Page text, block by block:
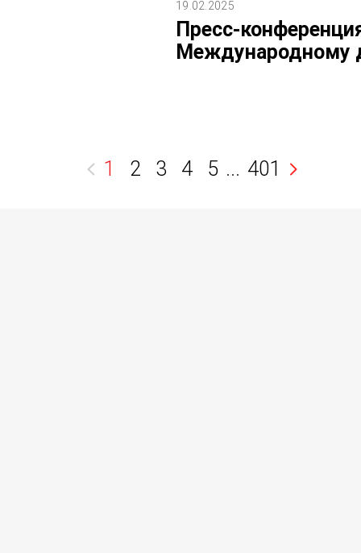
19.02.2025
Пресс-
Международному
1 2 3 4 5 ... 401